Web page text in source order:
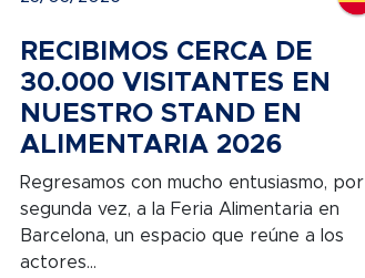
RECIBIMOS CERCA DE
30.000 VISITANTES EN
NUESTRO STAND EN
ALIMENTARIA 2026
Regresamos con mucho entusiasmo, por
segunda vez, a la Feria Alimentaria en
Barcelona, un espacio que reúne a los
actores...